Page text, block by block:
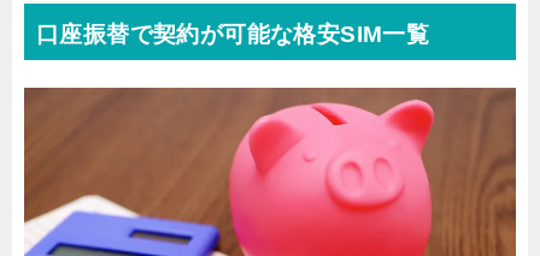
口座振替で契約が可能な格安SIM一覧